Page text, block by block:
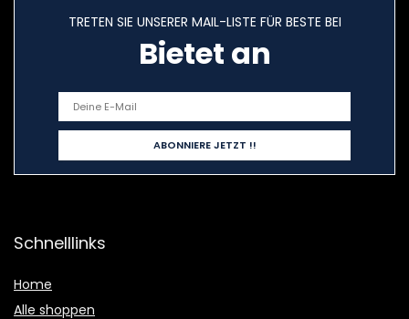
TRETEN SIE UNSERER MAIL-LISTE FÜR BESTE BEI
Bietet an
Schnelllinks
Home
Alle shoppen